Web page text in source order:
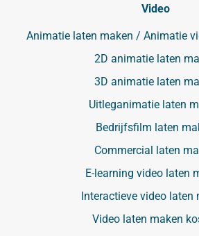
Video
Animatie laten maken / Animatie
2D animatie laten
3D animatie laten
Uitleganimatie laten
Bedrijfsfilm laten
Commercial laten
E-learning video laten
Interactieve video laten
Video laten maken